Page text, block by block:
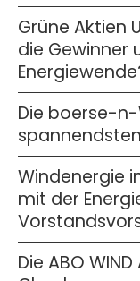
Grüne Aktien
die Gewinner
Die boerse-
Windenergie
mit der
Die ABO